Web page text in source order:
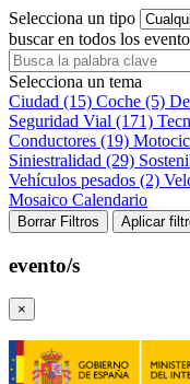
Selecciona un tipo
buscar en todos los
Selecciona un tema
Ciudad (15) Coche (5)
Seguridad Vial (171)
Conductores (19)
Siniestralidad (29)
Vehículos pesados (2)
Mosaico Calendario
Borrar Filtros Aplicar
evento/s
×